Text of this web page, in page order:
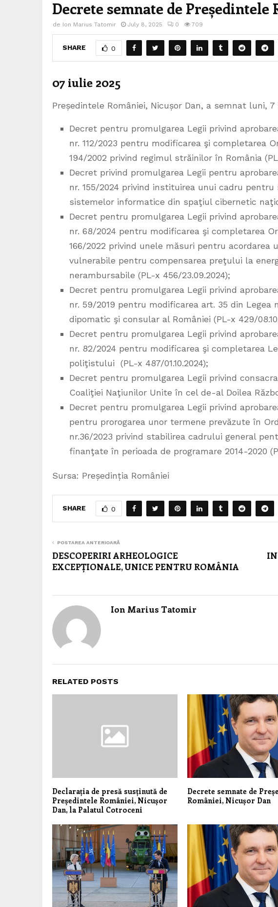
Decrete semnate de
de Ion Marius Tatomir July 8, 2025 0 709
SHARE 0
07 iulie 2025
Președintele României, Nicușor Dan, a semnat luni,
Decret pentru promulgarea Legii privind
nr. 112/2023 pentru modificarea şi completarea
194/2002 privind regimul străinilor în România
Decret privind promulgarea Legii pentru
nr. 155/2024 privind instituirea unui cadru
sistemelor informatice din spaţiul cibernetic
Decret pentru promulgarea Legii privind
nr. 68/2024 pentru modificarea şi completarea
166/2022 privind unele măsuri pentru acordarea
vulnerabile pentru compensarea preţului la
nerambursabile (PL-x 456/23.09.2024);
Decret pentru promulgarea Legii privind
nr. 59/2019 pentru modificarea art. 35 din
dipomatic şi consular al României (PL-x 429/
Decret pentru promulgarea Legii privind
nr. 82/2024 pentru modificarea şi completarea
poliţistului (PL-x 487/01.10.2024);
Decret pentru promulgarea Legii privind
Coaliţiei Naţiunilor Unite în cel de-al Doilea
Decret pentru promulgarea Legii privind
pentru prorogarea unor termene prevăzute în
nr.36/2023 privind stabilirea cadrului general
finanţate în perioada de programare 2014-2020
Sursa: Președinția României
SHARE 0
POSTAREA ANTERIOARĂ
DESCOPERIRI ARHEOLOGICE
EXCEPȚIONALE, UNICE PENTRU ROMÂNIA
Ion Marius Tatomir
RELATED POSTS
Declarația de presă susținută de
Președintele României, Nicușor
Dan, la Palatul Cotroceni
Decrete semnate de
României, Nicușor Dan